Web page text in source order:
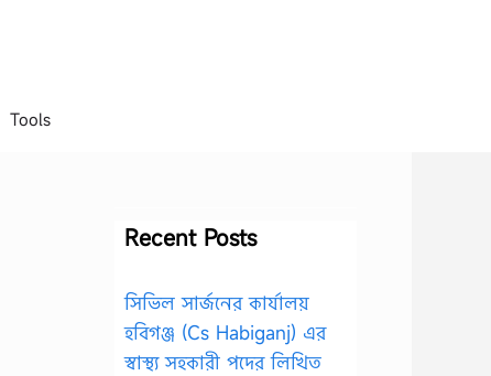
Tools
Recent Posts
সিভিল সার্জনের কার্যালয়
হবিগঞ্জ (Cs Habiganj) এর
স্বাস্থ্য সহকারী পদের লিখিত